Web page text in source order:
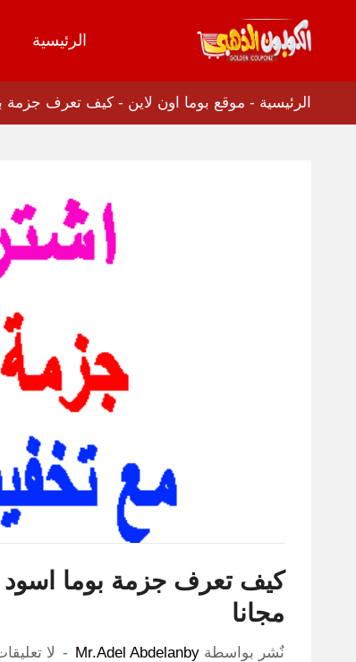
تخطي
المحتوى
الرئيسية
الرئيسية - موقع بوما اون لاين - كيف تعرف جزمة
كيف تعرف جزمة بوما اسود
مجانا
نٌشر بواسطة Mr.Adel Abdelanby لا